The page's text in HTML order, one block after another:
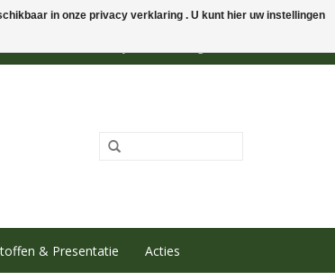
& Presentatie Acties
in onze privacy verklaring . U kunt hier uw instellingen